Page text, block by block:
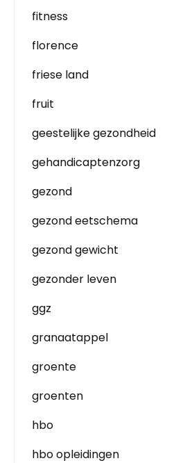
fitness
florence
friese land
fruit
geestelijke gezondheid
gehandicaptenzorg
gezond
gezond eetschema
gezond gewicht
gezonder leven
ggz
granaatappel
groente
groenten
hbo
hbo opleidingen